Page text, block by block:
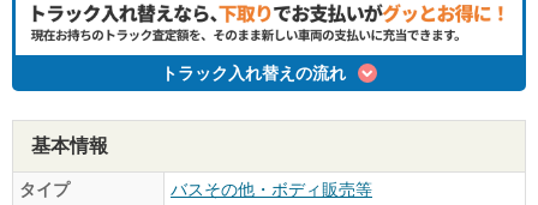
トラック入れ替えの流れ
基本情報
タイプ
バスその他・ボディ販売等